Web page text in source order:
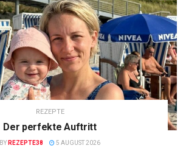
REZEPTE
Der perfekte Auftritt
BY REZEPTE38 5 AUGUST 2026